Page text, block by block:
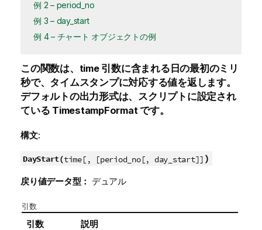
例 2 – period_no
例 3 – day_start
例 4 – チャート オブジェクトの例
この関数は、 time引数に含まれる日の最初のミリ
秒で、タイムスタンプに対応する値を返します。
デフォルトの出力形式は、スクリプトに設定され
ている TimestampFormatです。
構文:
DayStart(time[, [period_no[, day_start]] )
戻り値データ型： デュアル
引数
引数 説明